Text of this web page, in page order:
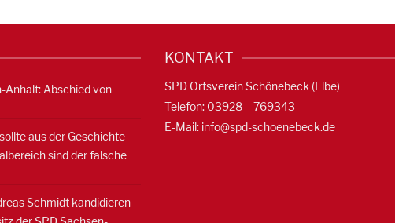
Anhalt: Abschied von
aus der Geschichte
sind der falsche
Schmidt kandidieren
KONTAKT
SPD Ortsverein Schönebeck (Elbe)
Telefon: 03928 – 769343
E-Mail: info@spd-schoenebeck.de